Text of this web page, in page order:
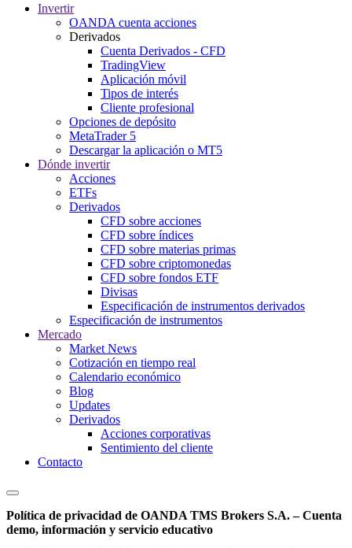
Invertir
OANDA cuenta acciones
Derivados
Cuenta Derivados - CFD
TradingView
Aplicación móvil
Tipos de interés
Cliente profesional
Opciones de depósito
MetaTrader 5
Descargar la aplicación o MT5
Dónde invertir
Acciones
ETFs
Derivados
CFD sobre acciones
CFD sobre índices
CFD sobre materias primas
CFD sobre criptomonedas
CFD sobre fondos ETF
Divisas
Especificación de instrumentos derivados
Especificación de instrumentos
Mercado
Market News
Cotización en tiempo real
Calendario económico
Blog
Updates
Derivados
Acciones corporativas
Sentimiento del cliente
Contacto
Política de privacidad de OANDA TMS Brokers S.A. – Cuenta
demo, información y servicio educativo